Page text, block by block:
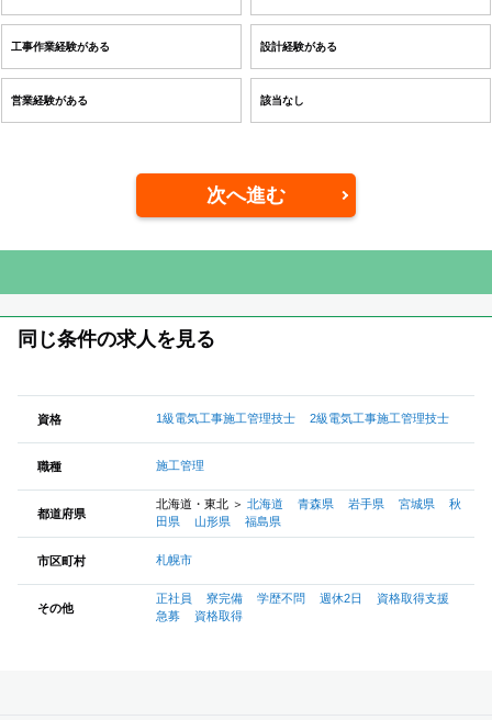
工事作業経験がある 設計経験がある
営業経験がある 該当なし
次へ進む
同じ条件の求人を見る
資格 1級電気工事施工管理技士 2級電気工事施工管理技士
職種 施工管理
都道府県
北海道・東北 ＞ 北海道 青森県 岩手県 宮城県
秋
田県
山形県 福島県
市区町村 札幌市
その他
正社員 寮完備 学歴不問 週休2日
資格取得支援
急募
資格取得